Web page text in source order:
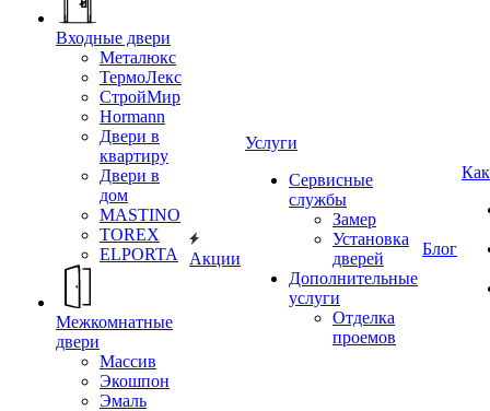
Входные двери
Металюкс
ТермоЛекс
СтройМир
Hormann
Двери в
квартиру
Двери в
дом
MASTINO
TOREX
ELPORTA
Межкомнатные
двери
Массив
Экошпон
Эмаль
Акции
Услуги
Сервисные
службы
Замер
Установка
дверей
Дополнительные
услуги
Отделка
проемов
Блог